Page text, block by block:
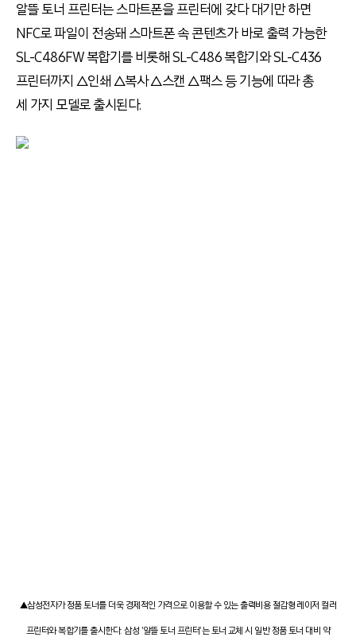
알뜰 토너 프린터는 스마트폰을 프린터에 갖다 대기만 하면
NFC로 파일이 전송돼 스마트폰 속 콘텐츠가 바로 출력 가능한
SL-C486FW 복합기를 비롯해 SL-C486 복합기와 SL-C436
프린터까지 △인쇄 △복사 △스캔 △팩스 등 기능에 따라 총
세 가지 모델로 출시된다.
▲삼성전자가 정품 토너를 더욱 경제적인 가격으로 이용할 수 있는 출력비용 절감형 레이저 컬러
프린터와 복합기를 출시한다. 삼성 '알뜰 토너 프린터'는 토너 교체 시 일반 정품 토너 대비 약